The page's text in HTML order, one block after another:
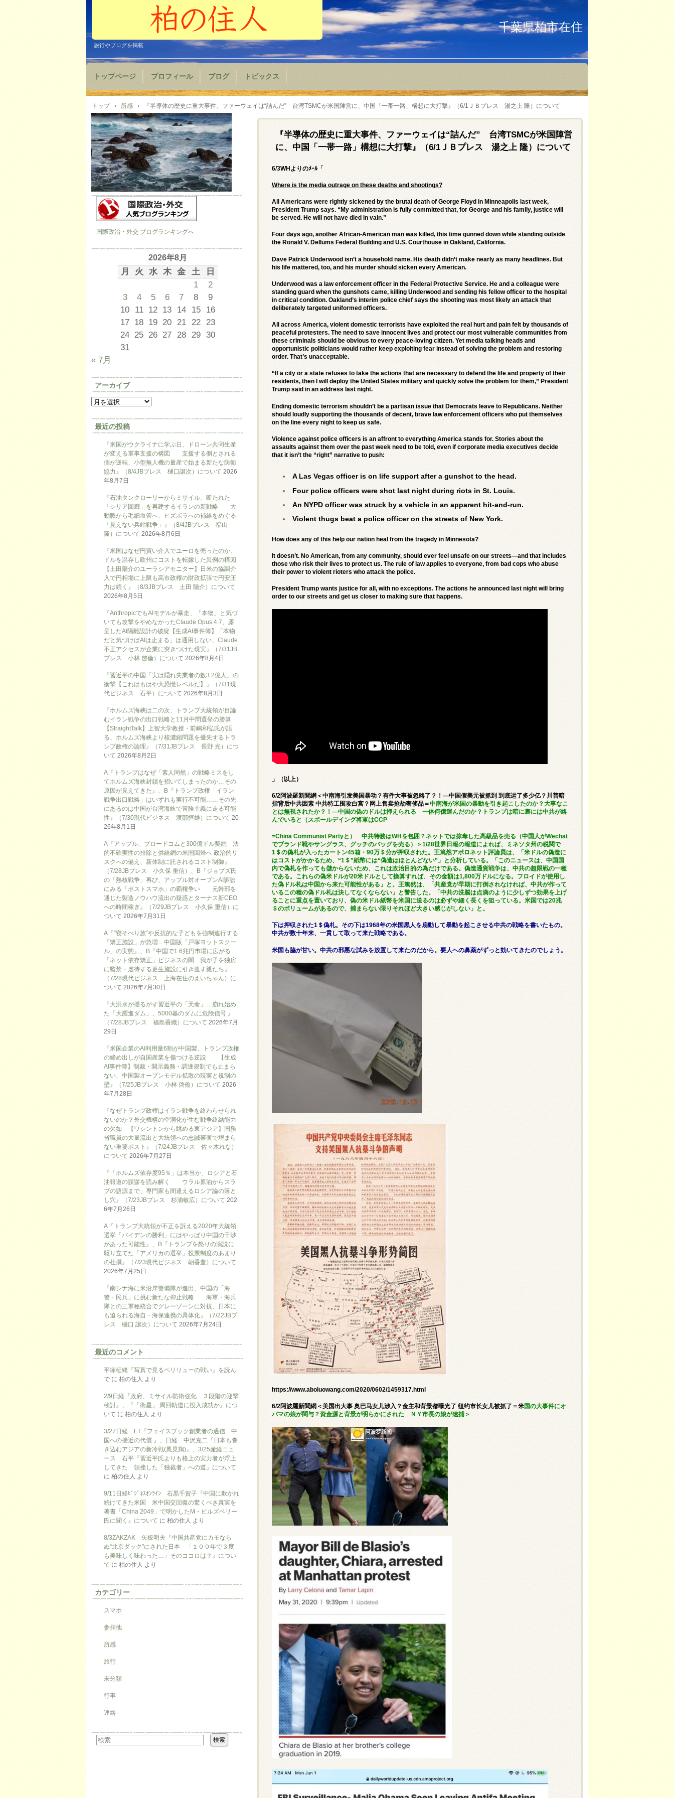
旅行やブログを掲載
千葉県柏市在住
トップページ プロフィール ブログ トピックス
トップ › 所感 › 『半導体の歴史に重大事件、ファーウェイは“詰んだ” 台湾TSMCが米国陣営に、中国「一帯一路」構想に大打撃』（6/1ＪＢプレス 湯之上 隆）について
『半導体の歴史に重大事件、ファーウェイは“詰んだ” 台湾TSMCが米国陣営
に、中国「一帯一路」構想に大打撃』（6/1ＪＢプレス 湯之上 隆）について
6/3WHよりのﾒｰﾙ「
Where is the media outrage on these deaths and shootings?
All Americans were rightly sickened by the brutal death of George Floyd in Minneapolis last week,
President Trump says. “My administration is fully committed that, for George and his family, justice will
be served. He will not have died in vain.”
Four days ago, another African-American man was killed, this time gunned down while standing outside
the Ronald V. Dellums Federal Building and U.S. Courthouse in Oakland, California.
Dave Patrick Underwood isn’t a household name. His death didn’t make nearly as many headlines. But
his life mattered, too, and his murder should sicken every American.
Underwood was a law enforcement officer in the Federal Protective Service. He and a colleague were
standing guard when the gunshots came, killing Underwood and sending his fellow officer to the hospital
in critical condition. Oakland’s interim police chief says the shooting was most likely an attack that
deliberately targeted uniformed officers.
All across America, violent domestic terrorists have exploited the real hurt and pain felt by thousands of
peaceful protesters. The need to save innocent lives and protect our most vulnerable communities from
these criminals should be obvious to every peace-loving citizen. Yet media talking heads and
opportunistic politicians would rather keep exploiting fear instead of solving the problem and restoring
order. That’s unacceptable.
“If a city or a state refuses to take the actions that are necessary to defend the life and property of their
residents, then I will deploy the United States military and quickly solve the problem for them,” President
Trump said in an address last night.
Ending domestic terrorism shouldn’t be a partisan issue that Democrats leave to Republicans. Neither
should loudly supporting the thousands of decent, brave law enforcement officers who put themselves
on the line every night to keep us safe.
Violence against police officers is an affront to everything America stands for. Stories about the
assaults against them over the past week need to be told, even if corporate media executives decide
that it isn’t the “right” narrative to push:
A Las Vegas officer is on life support after a gunshot to the head.
Four police officers were shot last night during riots in St. Louis.
An NYPD officer was struck by a vehicle in an apparent hit-and-run.
Violent thugs beat a police officer on the streets of New York.
How does any of this help our nation heal from the tragedy in Minnesota?
It doesn’t. No American, from any community, should ever feel unsafe on our streets—and that includes
those who risk their lives to protect us. The rule of law applies to everyone, from bad cops who abuse
their power to violent rioters who attack the police.
President Trump wants justice for all, with no exceptions. The actions he announced last night will bring
order to our streets and get us closer to making sure that happens.
」（以上）
6/2阿波羅新聞網＜中南海引发美国暴动？有件大事被忽略了？！—中国假美元被抓到 到底运了多少亿？川普暗
指背后中共因素 中共特工围攻白宫？网上售卖抢劫奢侈品＝中南海が米国の暴動を引き起こしたのか？大事なこ
とは無視されたか？！—中国の偽のドルは押えられる 一体何億運んだのか？トランプは暗に裏には中共が絡
んでいると（スポールデイング将軍はCCP
=China Communist Partyと） 中共特務はWHを包囲？ネットでは掠奪した高級品を売る（中国人がWechat
でブランド靴やサングラス、グッチのバッグを売る）＞1/28世界日報の報道によれば、ミネソタ州の税関で
1＄の偽札が入ったカートン45箱・90万＄分が押収された。王篤然アポロネット評論員は、「米ドルの偽造に
はコストがかかるため、“1＄”紙幣には“偽造はほとんどない”」と分析している。「このニュースは、中国国
内で偽札を作っても儲からないため、これは政治目的の為だけである。偽造通貨戦争は、中共の超限戦の一種
である。これらの偽米ドルが20米ドルとして換算すれば、その金額は1,800万ドルになる。フロイドが使用し
た偽ドル札は中国から来た可能性がある」と。王篤然は、「共産党が早期に打倒されなければ、中共が作って
いるこの種の偽ドル札は決してなくならない」と警告した。「中共の洗脳は点滴のように少しずつ効果を上げ
ることに重点を置いており、偽の米ドル紙幣を米国に送るのは必ずや細く長くを狙っている。米国では20兆
＄のボリュームがあるので、捕まらない限りそれほど大きい感じがしない」と。
下は押収された1＄偽札。その下は1968年の米国黒人を扇動して暴動を起こさせる中共の戦略を書いたもの。
中共が数十年来、一貫して取って来た戦略である。
米国も脇が甘い。中共の邪悪な試みを放置して来たのだから。要人への鼻薬がずっと効いてきたのでしょう。
https://www.aboluowang.com/2020/0602/1459317.html
6/2阿波羅新聞網＜美国出大事 奥巴马女儿涉入？金主和背景都曝光了 纽约市长女儿被抓了＝米国の大事件にオ
バマの娘が関与？資金源と背景が明らかにされた ＮＹ市長の娘が逮捕＞
国際政治・外交 ブログランキングへ
2026年8月
月 火 水 木 金 土
日
1
2
3
4 5 6 7 8
9
10 11 12 13 14 15
16
17 18 19 20 21 22
23
24 25 26 27 28 29 30
31
« 7月
アーカイブ
最近の投稿
『米国がウクライナに学ぶ日、ドローン共同生産
が変える軍事支援の構図 支援する側とされる
側が逆転、小型無人機の量産で始まる新たな防衛
協力』（8/4JBプレス 樋口譲次）について 2026
年8月7日
『石油タンクローリーからミサイル、断たれた
「シリア回廊」を再建するイランの新戦略 大
動脈から毛細血管へ、ヒズボラへの補給をめぐる
「見えない兵站戦争」』（8/4JBプレス 福山
隆）について 2026年8月6日
『米国はなぜ円買い介入でユーロを売ったのか、
ドルを温存し欧州にコストを転嫁した異例の構図
【土田陽介のユーラシアモニター】日米の協調介
入で円相場に上限も高市政権の財政拡張で円安圧
力は続く』（8/3JBプレス 土田 陽介）について
2026年8月5日
『AnthropicでもAIモデルが暴走、「本物」と気づ
いても攻撃をやめなかったClaude Opus 4.7、露
呈したAI隔離設計の破綻【生成AI事件簿】「本物
だと気づけばAIは止まる」は通用しない、Claude
不正アクセスが企業に突きつけた現実』（7/31JB
プレス 小林 啓倫）について 2026年8月4日
『習近平の中国「実は隠れ失業者の数3.2億人」の
衝撃【これはもはや大恐慌レベルだ】』（7/31現
代ビジネス 石平）について 2026年8月3日
『ホルムズ海峡は二の次、トランプ大統領が目論
むイラン戦争の出口戦略と11月中間選挙の勝算
【StraightTalk】上智大学教授・前嶋和弘氏が語
る、ホルムズ海峡より核濃縮問題を優先するトラ
ンプ政権の論理』（7/31JBプレス 長野 光）につ
いて 2026年8月2日
A『トランプはなぜ「素人同然」の戦略ミスをし
てホルムズ海峡封鎖を招いてしまったのか…その
原因が見えてきた』、B『トランプ政権「イラン
戦争出口戦略」はいずれも実行不可能……その先
にあるのは中国が台湾海峡で冒険主義に走る可能
性』（7/30現代ビジネス 渡部恒雄）について 20
26年8月1日
A『アップル、ブロードコムと300億ドル契約 法
的不確実性の排除と供給網の米国回帰へ 政治的リ
スクへの備え、新体制に託されるコスト制御』
（7/28JBプレス 小久保 重信）、B『ジョブズ氏
の「熱核戦争」再び、アップル対オープンAI訴訟
にみる「ポストスマホ」の覇権争い 元幹部を
通じた製造ノウハウ流出の疑惑とターナス新CEO
への時間稼ぎ』（7/29JBプレス 小久保 重信）に
ついて 2026年7月31日
A『”寝そべり族”や反抗的な子どもを強制連行する
「矯正施設」が急増…中国版「戸塚ヨットスクー
ル」の実態』、B『中国で1.6兆円市場に広がる
「ネット依存矯正」ビジネスの闇…我が子を独房
に監禁・虐待する更生施設に引き渡す親たち』
（7/28現代ビジネス 上海在住のえいちゃん）に
ついて 2026年7月30日
『大洪水が揺るがす習近平の「天命」…崩れ始め
た「大躍進ダム」、5000基のダムに危険信号 』
（7/28JBプレス 福島香織）について 2026年7月
29日
『米国企業のAI利用量6割が中国製、トランプ政権
の締め出しが自国産業を傷つける逆説 【生成
AI事件簿】制裁・開示義務・調達規制でも止まら
ない、中国製オープンモデル拡散の現実と規制の
壁』（7/25JBプレス 小林 啓倫）について 2026
年7月28日
『なぜトランプ政権はイラン戦争を終わらせられ
ないのか？外交機構の空洞化が生む戦争終結能力
の欠如 【ワシントンから眺める東アジア】国務
省職員の大量流出と大統領への忠誠審査で埋まら
ない重要ポスト』（7/24JBプレス 佐々木れな）
について 2026年7月27日
『「ホルムズ依存度95％」は本当か、ロシアと石
油報道の誤謬を読み解く ウラル原油からスラ
ブの語源まで、専門家も間違えるロシア論の落と
し穴』（7/23JBプレス 杉浦敏広）について 202
6年7月26日
A『トランプ大統領が不正を訴える2020年大統領
選挙「バイデンの勝利」にはやっぱり中国の干渉
があった可能性』、B『トランプを怒りの演説に
駆り立てた「アメリカの選挙」投票制度のあまり
の杜撰』（7/23現代ビジネス 朝香豊）について
2026年7月25日
『南シナ海に米沿岸警備隊が進出、中国の「海
警・民兵」に挑む新たな抑止戦略 海軍・海兵
隊との三軍種統合でグレーゾーンに対抗、日本に
も迫られる海自・海保連携の具体化』（7/22JBプ
レス 樋口 譲次）について 2026年7月24日
最近のコメント
平塚柾緒『写真で見るペリリューの戦い』を読ん
で に 柏の住人 より
2/9日経『政府、ミサイル防衛強化 ３段階の迎撃
検討』、『「衛星」 周回軌道に投入成功か』につ
いて に 柏の住人 より
3/27日経 FT『フェイスブック創業者の過信 中
国への接近の代償 』、日経 中沢克二『日本も巻
き込むアジアの新冷戦(風見鶏)』、3/25産経ニュ
ース 石平『習近平氏よりも格上の実力者が浮上
してきた 頓挫した「独裁者」への道』について
に 柏の住人 より
9/11日経ﾋﾞｼﾞﾈｽｵﾝﾗｲﾝ 石黒千賀子『中国に欺かれ
続けてきた米国 米中国交回復の驚くべき真実を
著書「China 2049」で明かしたM・ピルズベリー
氏に聞く』について に 柏の住人 より
8/3ZAKZAK 矢板明夫『中国共産党にカモなら
ぬ“北京ダック”にされた日本 「１００年で３度
も美味しく味わった…」そのココロは？』につい
て に 柏の住人 より
カテゴリー
スマホ
参拝他
所感
旅行
未分類
行事
連絡